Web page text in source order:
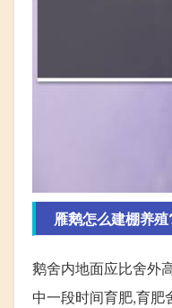
雁鹅怎么建棚养
鹅舍内地面应比舍外
中一段时间育肥,育肥